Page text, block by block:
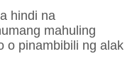
hindi na
mahuling
o pinambibili ng alak